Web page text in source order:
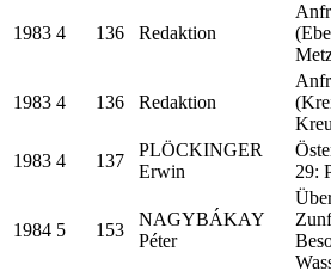
1983 4 136 Redaktion
1983 4 136 Redaktion
1983 4 137
PLÖCKINGER
Erwin
29:
1984 5 153
NAGYBÁKAY
Péter